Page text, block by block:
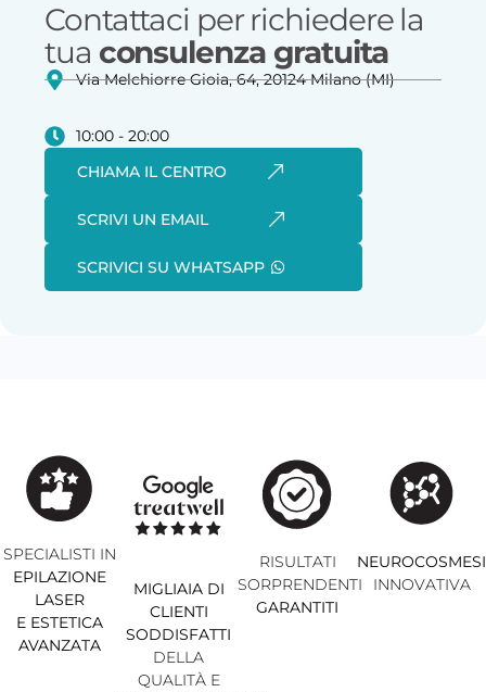
Contattaci per richiedere la
tua consulenza gratuita
Via Melchiorre Gioia, 64, 20124 Milano (MI)
10:00 - 20:00
CHIAMA IL CENTRO
SCRIVI UN EMAIL
SCRIVICI SU WHATSAPP
SPECIALISTI IN
EPILAZIONE
LASER
E ESTETICA
AVANZATA
MIGLIAIA DI
CLIENTI
SODDISFATTI
DELLA
QUALITÀ E
RISULTATI
SORPRENDENTI
GARANTITI
NEUROCOSMESI
INNOVATIVA